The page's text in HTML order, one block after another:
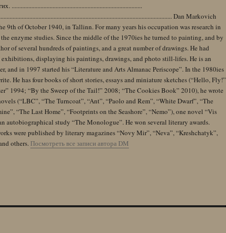
......................................................................................
Dan Markovich
9th of October 1940, in Tallinn. For many years his occupation was research in
enzyme studies. Since the middle of the 1970ies he turned to painting, and by
of several hundreds of paintings, and a great number of drawings. He had
displaying his paintings, drawings, and photo still-lifes. He is an
and in 1997 started his “Literature and Arts Almanac Periscope”. In the 1980ies
He has four books of short stories, essays and miniature sketches (“Hello, Fly!”
1994; “By the Sweep of the Tail!” 2008; “The Cookies Book” 2010), he wrote
(“LBC”, “The Turncoat”, “Ant”, “Paolo and Rem”, “White Dwarf”, “The
“The Last Home”, “Footprints on the Seashore”, “Nemo”), one novel “Vis
autobiographical study “The Monologue”. He won several literary awards.
were published by literary magazines “Novy Mir”, “Neva”, “Kreshchatyk”,
others. Посмотреть все записи автора DM